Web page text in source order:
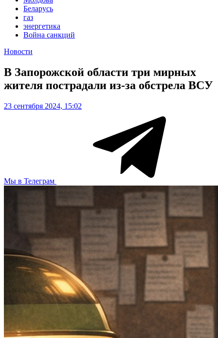
Беларусь
газ
энергетика
Война санкций
Новости
В Запорожской области три мирных
жителя пострадали из-за обстрела ВСУ
23 сентября 2024, 15:02
Мы в Телеграм